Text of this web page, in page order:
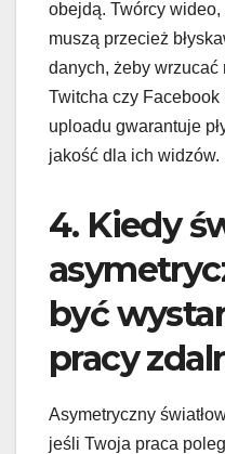
obejdą. Twórcy
muszą przecież
danych, żeby wrzucać
Twitcha czy
uploadu gwarantuje
jakość dla ich widzów.
4. Kiedy
być
pracy
Asymetryczny
jeśli Twoja praca